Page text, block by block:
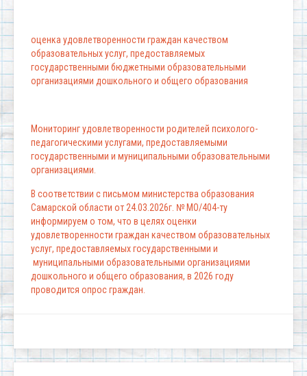
оценка удовлетворенности граждан качеством
образовательных услуг, предоставляемых
государственными бюджетными образовательными
организациями дошкольного и общего образования
Мониторинг удовлетворенности родителей психолого-
педагогическими услугами, предоставляемыми
государственными и муниципальными образовательными
организациями.
В соответствии с письмом министерства образования
Самарской области от 24.03.2026г. № МО/404-ту
информируем о том, что в целях оценки
удовлетворенности граждан качеством образовательных
услуг, предоставляемых государственными и
муниципальными образовательными организациями
дошкольного и общего образования, в 2026 году
проводится опрос граждан.